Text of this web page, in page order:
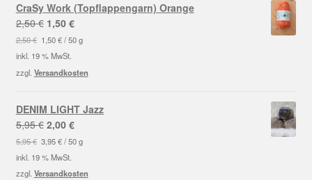
CraSy Work (Topflappengarn) Orange
2,50€ Ursprünglicher
Preis
war:
2,50 €
1,50 €Aktueller
Preis
1,50 €.
2,50€ 1,50€/50 g
inkl. 19 % MwSt.
zzgl. Versandkosten
DENIM LIGHT Jazz
5,95€ Ursprünglicher
Preis
war:
5,95 €
2,00 €Aktueller
Preis
2,00 €.
5,95€ 3,95€/50 g
inkl. 19 % MwSt.
zzgl. Versandkosten